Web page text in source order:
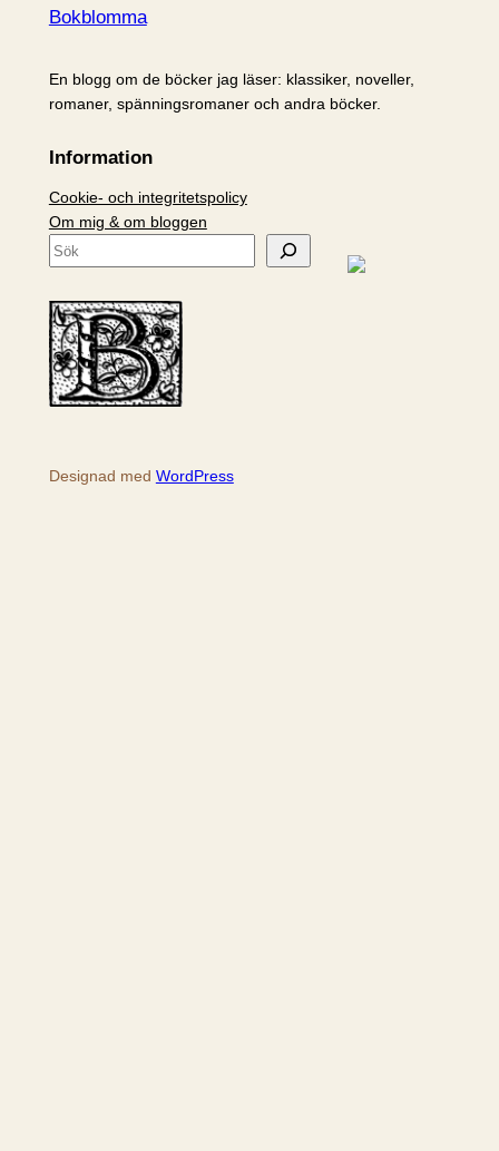
Bokblomma
En blogg om de böcker jag läser: klassiker, noveller,
romaner, spänningsromaner och andra böcker.
Information
Cookie- och integritetspolicy
Om mig & om bloggen
S
k
Designad med WordPress